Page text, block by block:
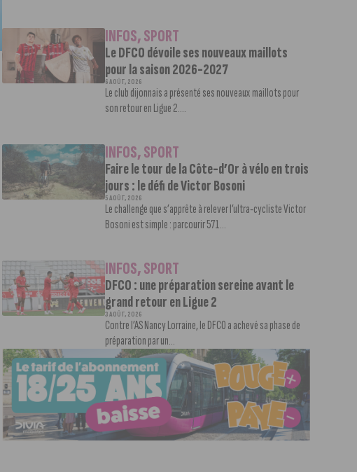
INFOS,SPORT
Le DFCO dévoile ses nouveaux maillots
pour la saison 2026-2027
6 AOÛT, 2026
Le club dijonnais a présenté ses nouveaux maillots pour
son retour en Ligue 2....
INFOS,SPORT
Faire le tour de la Côte-d’Or à vélo en trois
jours : le défi de Victor Bosoni
5 AOÛT, 2026
Le challenge que s’apprête à relever l’ultra-cycliste Victor
Bosoni est simple : parcourir 571...
INFOS,SPORT
DFCO : une préparation sereine avant le
grand retour en Ligue 2
3 AOÛT, 2026
Contre l’AS Nancy Lorraine, le DFCO a achevé sa phase de
préparation par un...